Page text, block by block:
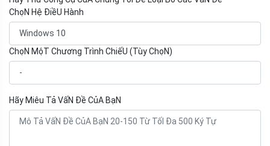
ChọN Hệ ĐiềU Hành
ChọN MộT Chương Trình ChiếU (Tùy ChọN)
Hãy Miêu Tả VấN Đề CủA BạN